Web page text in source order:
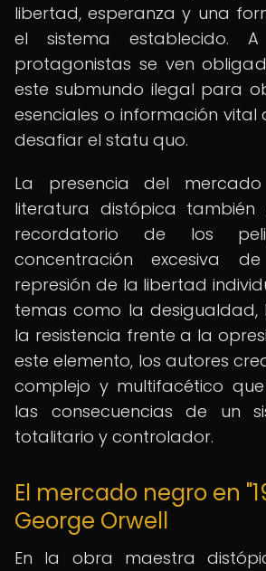
libertad, esperanza y una
el sistema establecido.
protagonistas se ven
este submundo ilegal para
esenciales o información vital
desafiar el statu quo.
La presencia del
literatura distópica también
recordatorio de los
concentración excesiva
represión de la libertad
temas como la desigualdad,
la resistencia frente a la
este elemento, los autores
complejo y multifacético
las consecuencias de un
totalitario y controlador.
El mercado negro en
George Orwell
En la obra maestra